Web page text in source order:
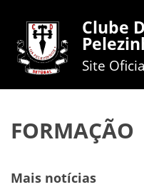
Clube
Site
FORMAÇÃO
Mais notícias